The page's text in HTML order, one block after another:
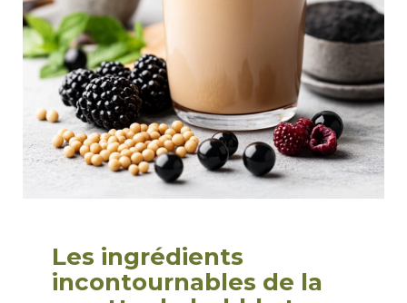
Les ingrédients
incontournables de la